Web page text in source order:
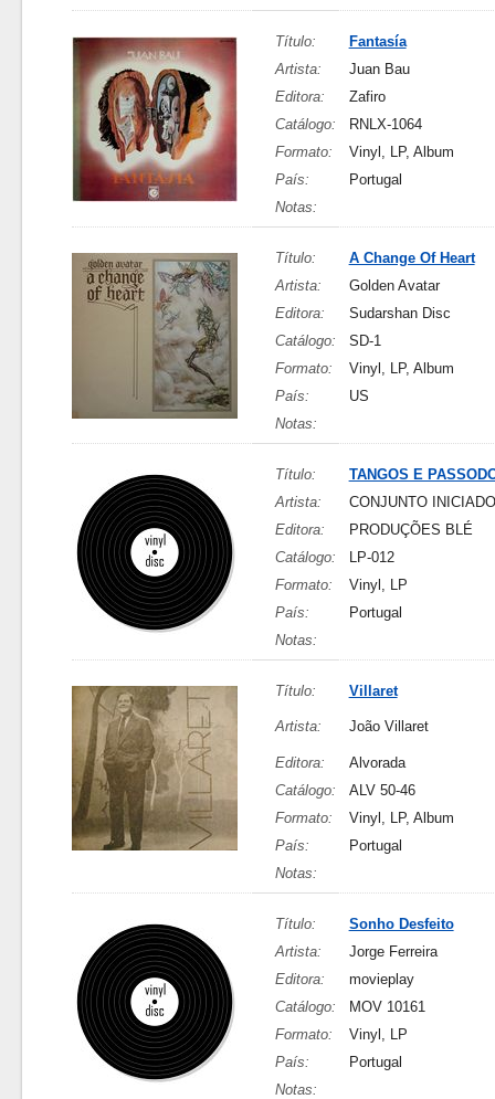
Título:
Fantasía
Artista:
Juan Bau
Editora:
Zafiro
Catálogo:
RNLX-1064
Formato:
Vinyl, LP, Album
País:
Portugal
Notas:
Título:
A Change Of Heart
Artista:
Golden Avatar
Editora:
Sudarshan Disc
Catálogo:
SD-1
Formato:
Vinyl, LP, Album
País:
US
Notas:
Título:
TANGOS E
Artista:
CONJUNTO
Editora:
PRODUÇÕES BLÉ
Catálogo:
LP-012
Formato:
Vinyl, LP
País:
Portugal
Notas:
Título: Villaret
Artista: João Villaret
Editora:
Alvorada
Catálogo:
ALV 50-46
Formato:
Vinyl, LP, Album
País:
Portugal
Notas:
Título:
Sonho Desfeito
Artista:
Jorge Ferreira
Editora:
movieplay
Catálogo:
MOV 10161
Formato:
Vinyl, LP
País:
Portugal
Notas: